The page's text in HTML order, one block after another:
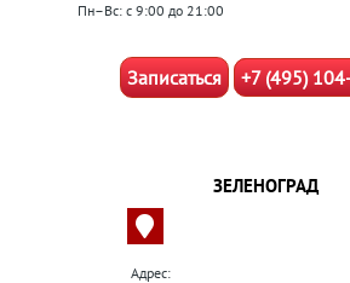
Пн–Вс: с 9:00 до 21:00
Записаться +7 (495)
ЗЕЛЕНОГРАД
Адрес: